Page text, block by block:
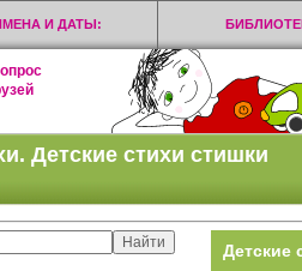
И ДАТЫ:
Детские стихи стишки
Детские